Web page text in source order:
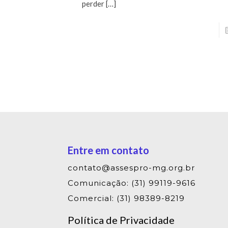
perder[…]
Entre em contato
contato@assespro-mg.org.br
Comunicação: (31) 99119-9616
Comercial: (31) 98389-8219
Política de Privacidade